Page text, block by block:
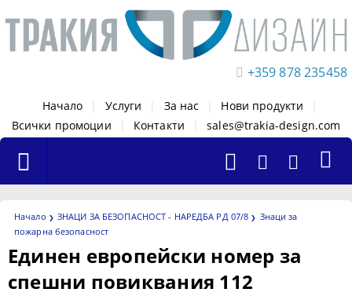
+359 878 235458
Начало Услуги За нас Нови продукти
Всички промоции
Контакти sales@trakia-design.com
Начало ЗНАЦИ ЗА БЕЗОПАСНОСТ - НАРЕДБА РД 07/8
Знаци за
пожарна безопасност
Единен европейски номер за
спешни повиквания 112